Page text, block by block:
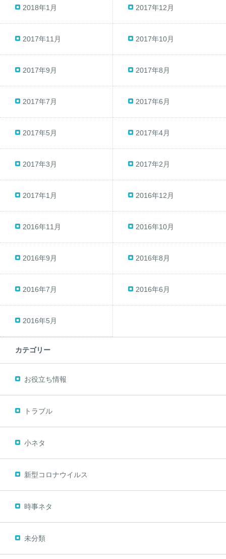
2018年1月 2017年12月
2017年11月 2017年10月
2017年9月 2017年8月
2017年7月 2017年6月
2017年5月 2017年4月
2017年3月 2017年2月
2017年1月 2016年12月
2016年11月 2016年10月
2016年9月 2016年8月
2016年7月 2016年6月
2016年5月
カテゴリー
お役立ち情報
トラブル
小ネタ
新型コロナウイルス
時事ネタ
未分類